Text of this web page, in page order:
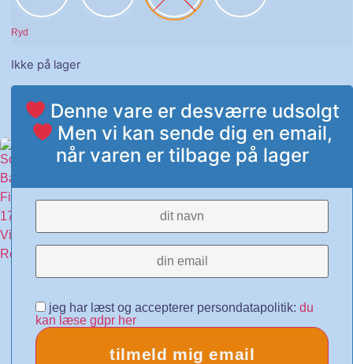
Ryd
Ikke på lager
Denne vare er desværre udsolgt
Men vi kan sende dig en email,
når varen er tilbage på lager
jeg har læst og accepterer persondatapolitik:du
kan læse gdpr her
tilmeld mig email